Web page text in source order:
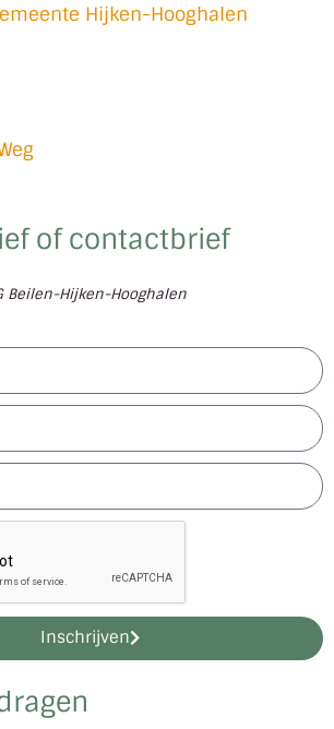
Hijken-Hooghalen
of contactbrief
Beilen-Hijken-Hooghalen
Inschrijven